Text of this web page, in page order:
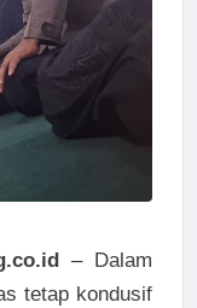
– Dalam
tetap kondusif